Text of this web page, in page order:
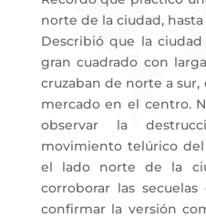
norte de la ciudad,
Describió que la
gran cuadrado con
cruzaban de norte a
mercado en el centro.
observar la
movimiento telúrico
el lado norte de la
corroborar las
confirmar la versión